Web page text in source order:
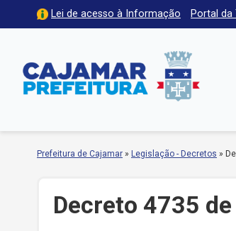
Lei de acesso à Informação Portal da
Prefeitura de Cajamar » Legislação - Decretos »
Decreto 4735